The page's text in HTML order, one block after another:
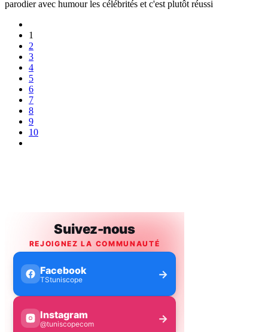
parodier avec humour les célébrités et c'est plutôt réussi
1
2
3
4
5
6
7
8
9
10